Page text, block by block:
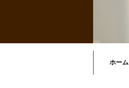
ホーム